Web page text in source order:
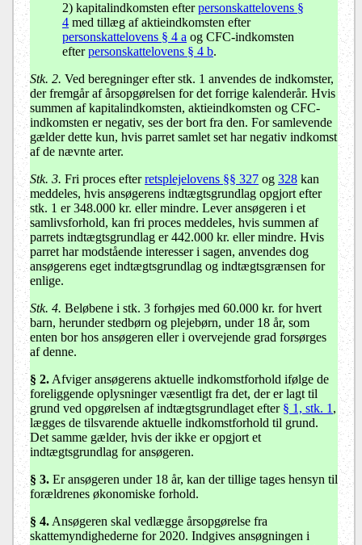
2) kapitalindkomsten efterpersonskattelovens §
4 med tillæg af aktieindkomsten efter
personskattelovens § 4 a og CFC-indkomsten
efterpersonskattelovens § 4 b.
Stk. 2. Ved beregninger efter stk. 1 anvendes de indkomster,
der fremgår af årsopgørelsen for det forrige kalenderår. Hvis
summen af kapitalindkomsten, aktieindkomsten og CFC-
indkomsten er negativ, ses der bort fra den. For samlevende
gælder dette kun, hvis parret samlet set har negativ indkomst
af de nævnte arter.
Stk. 3. Fri proces efterretsplejelovens §§ 327 og 328 kan
meddeles, hvis ansøgerens indtægtsgrundlag opgjort efter
stk. 1 er 348.000 kr. eller mindre. Lever ansøgeren i et
samlivsforhold, kan fri proces meddeles, hvis summen af
parrets indtægtsgrundlag er 442.000 kr. eller mindre. Hvis
parret har modstående interesser i sagen, anvendes dog
ansøgerens eget indtægtsgrundlag og indtægtsgrænsen for
enlige.
Stk. 4. Beløbene i stk. 3 forhøjes med 60.000 kr. for hvert
barn, herunder stedbørn og plejebørn, under 18 år, som
enten bor hos ansøgeren eller i overvejende grad forsørges
af denne.
§ 2. Afviger ansøgerens aktuelle indkomstforhold ifølge de
foreliggende oplysninger væsentligt fra det, der er lagt til
grund ved opgørelsen af indtægtsgrundlaget efter § 1, stk. 1 ,
lægges de tilsvarende aktuelle indkomstforhold til grund.
Det samme gælder, hvis der ikke er opgjort et
indtægtsgrundlag for ansøgeren.
§ 3. Er ansøgeren under 18 år, kan der tillige tages hensyn til
forældrenes økonomiske forhold.
§ 4. Ansøgeren skal vedlægge årsopgørelse fra
skattemyndighederne for 2020. Indgives ansøgningen i